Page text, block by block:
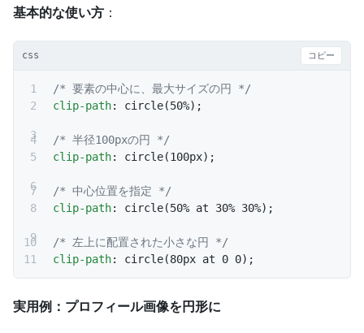
基本的な使い方 ：
css コピー
/* 要素の中心に、最大サイズの円 */
clip-path: circle(50%);
/* 半径100pxの円 */
clip-path: circle(100px);
/* 中心位置を指定 */
clip-path: circle(50% at 30% 30%);
/* 左上に配置された小さな円 */
clip-path: circle(80px at 0 0);
実用例：プロフィール画像を円形に